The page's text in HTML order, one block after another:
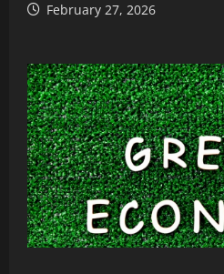
February 27, 2026